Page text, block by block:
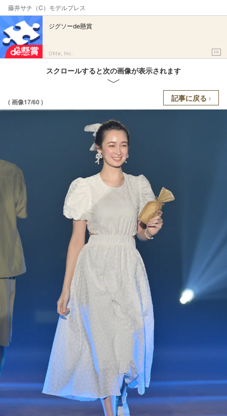
藤井サチ（C）モデルプレス
ジグソーde懸賞
Ohte, Inc. PR
スクロールすると次の画像が表示されます
( 画像17/60 ) 記事に戻る